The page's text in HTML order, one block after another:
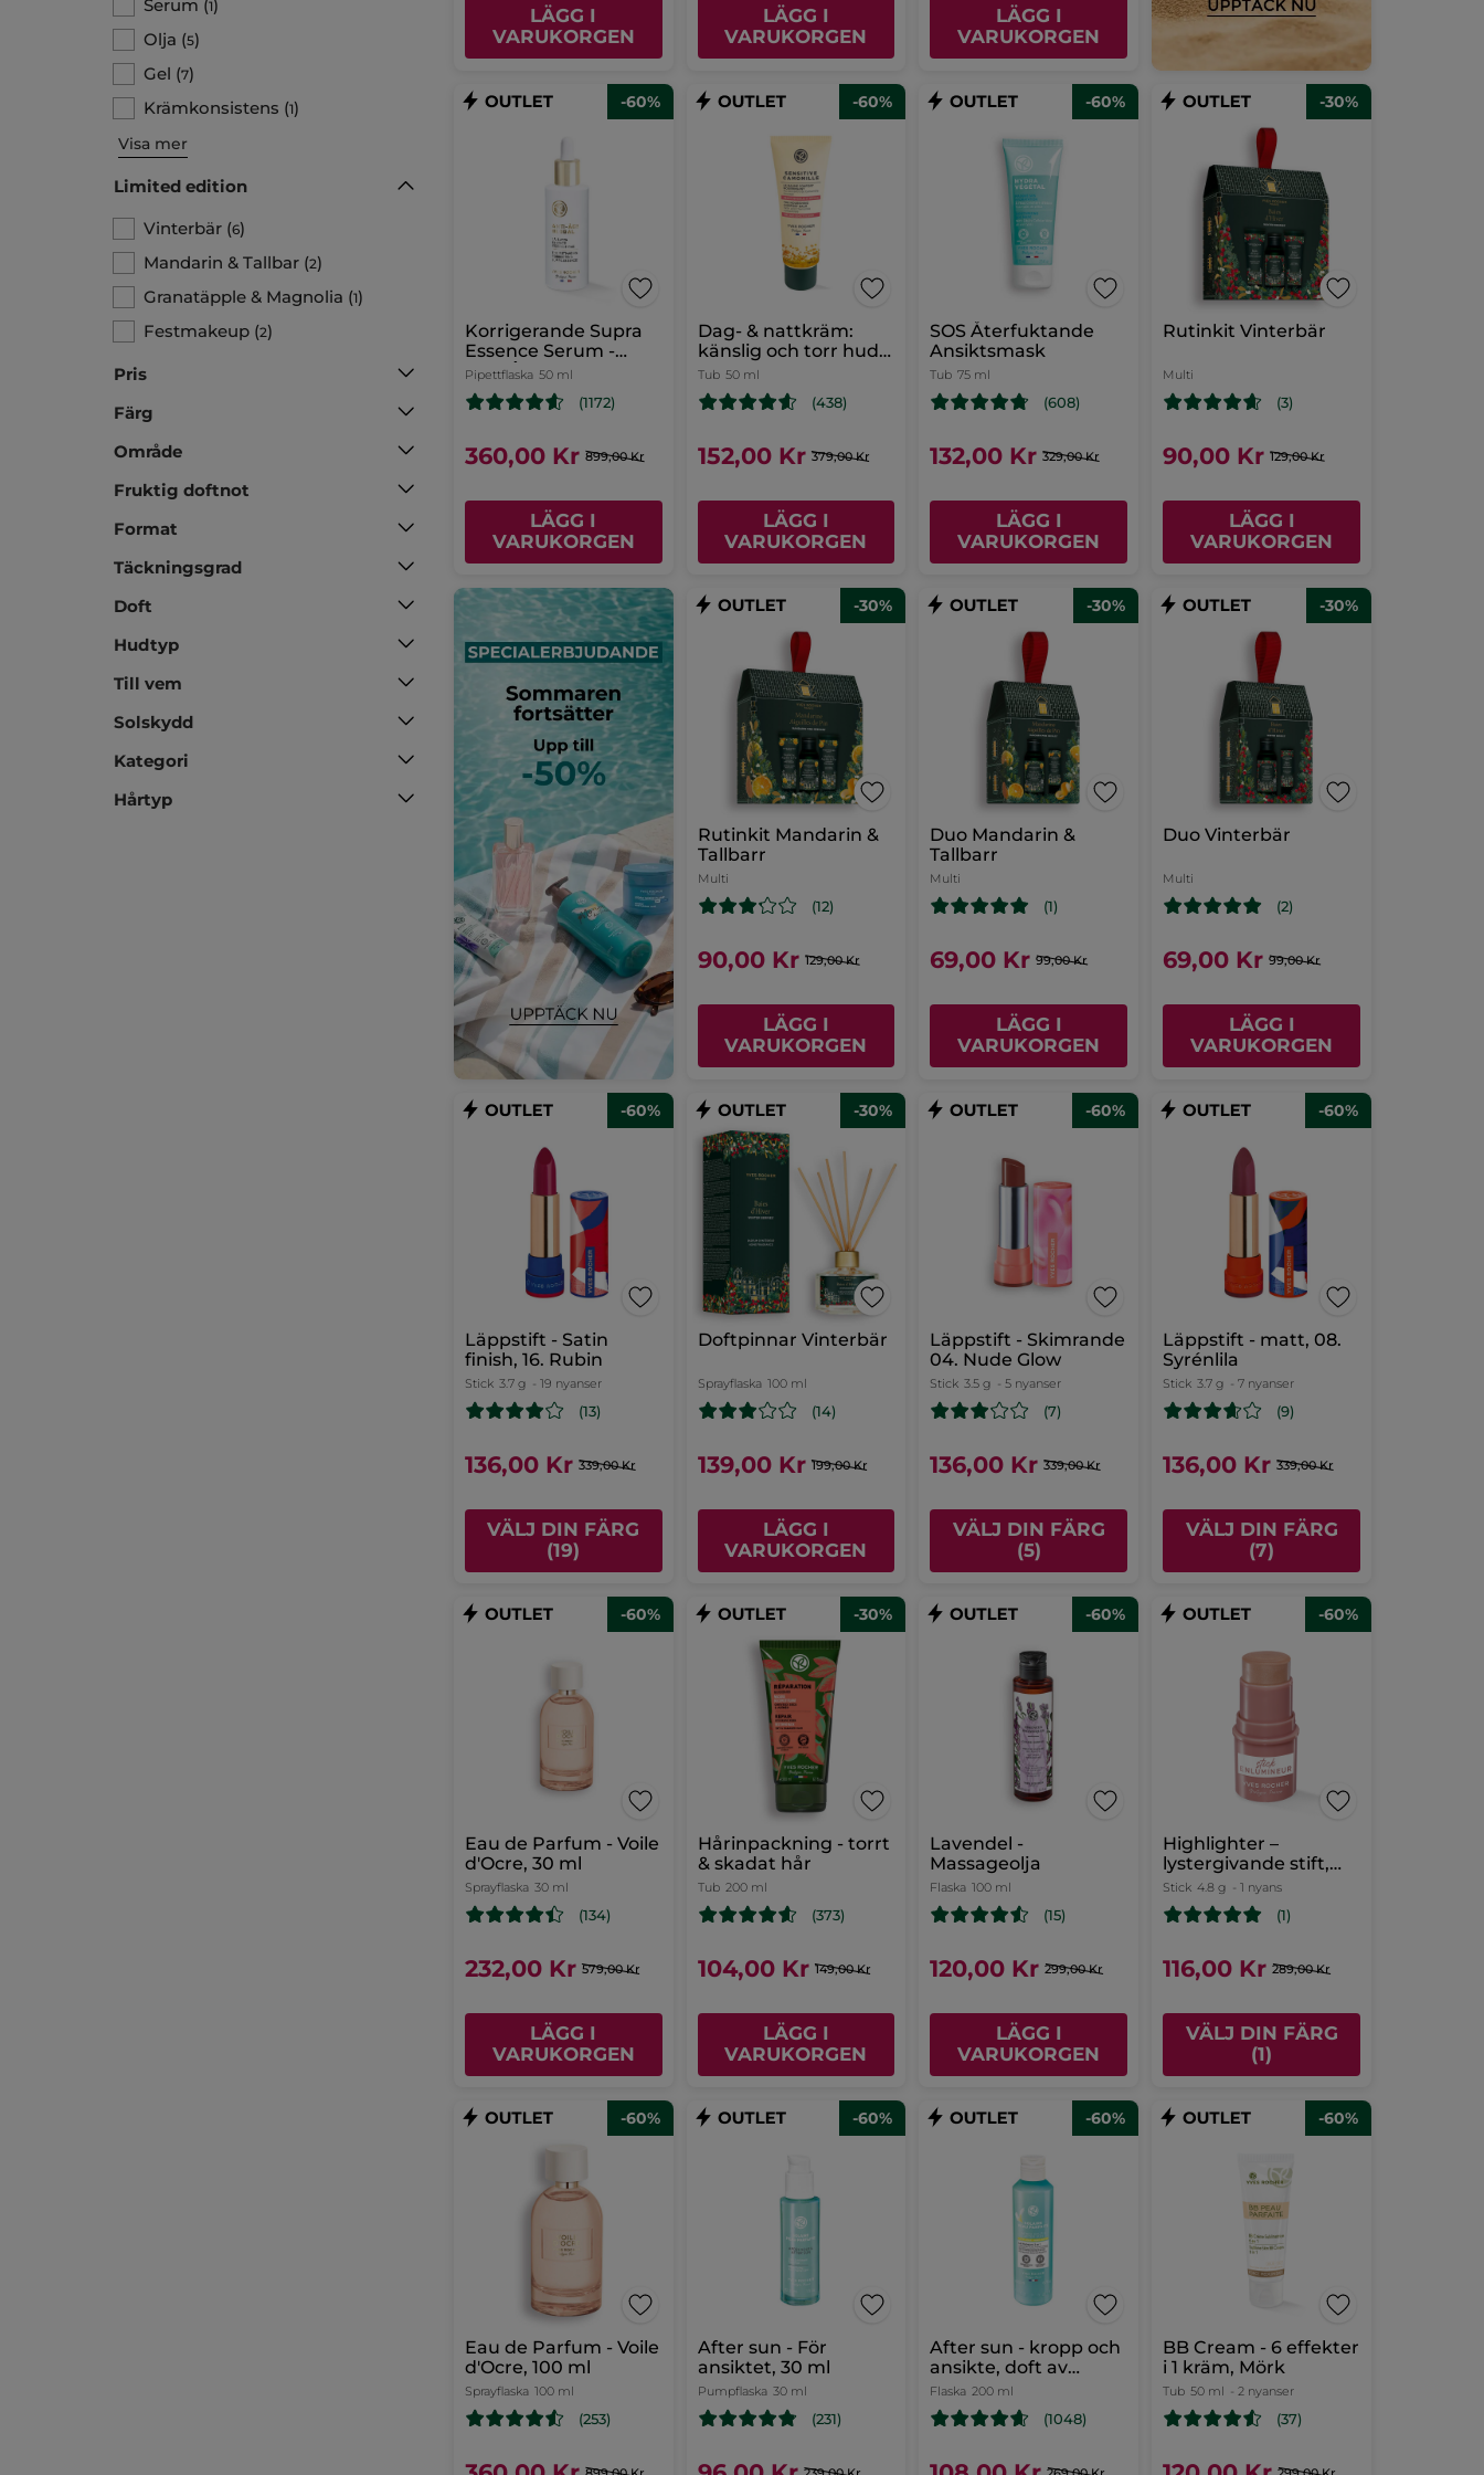
Serum (1)
Olja (5)
Gel (7)
Krämkonsistens (1)
Visa mer
Limited edition
Vinterbär (6)
Mandarin & Tallbar (2)
Granatäpple & Magnolia (1)
Festmakeup (2)
Pris
Färg
Område
Fruktig doftnot
Format
Täckningsgrad
Doft
Hudtyp
Till vem
Solskydd
Kategori
Hårtyp
LÄGG I
VARUKORGEN
LÄGG I
VARUKORGEN
LÄGG I
VARUKORGEN
-60%
Korrigerande Supra
Essence Serum -
Anti-Âge Global
Pipettflaska 50 ml
(1172)
360,00 Kr 899,00 Kr
LÄGG I
VARUKORGEN
-60%
Dag- & nattkräm:
känslig och torr hud -
Sensitive Camomille
Tub 50 ml
(438)
152,00 Kr 379,00 Kr
LÄGG I
VARUKORGEN
-60%
SOS Återfuktande
Ansiktsmask
Tub 75 ml
(608)
132,00 Kr 329,00 Kr
LÄGG I
VARUKORGEN
-30%
Rutinkit Vinterbär
Multi
(3)
90,00 Kr 129,00 Kr
LÄGG I
VARUKORGEN
-30%
Rutinkit Mandarin &
Tallbarr
Multi
(12)
90,00 Kr 129,00 Kr
LÄGG I
VARUKORGEN
-30%
Duo Mandarin &
Tallbarr
Multi
(1)
69,00 Kr 99,00 Kr
LÄGG I
VARUKORGEN
-30%
Duo Vinterbär
Multi
(2)
69,00 Kr 99,00 Kr
LÄGG I
VARUKORGEN
-60%
Läppstift - Satin
finish, 16. Rubin
Stick 3.7 g - 19 nyanser
(13)
136,00 Kr 339,00 Kr
VÄLJ DIN FÄRG
(19)
-30%
Doftpinnar Vinterbär
Sprayflaska 100 ml
(14)
139,00 Kr 199,00 Kr
LÄGG I
VARUKORGEN
-60%
Läppstift - Skimrande
04. Nude Glow
Stick 3.5 g - 5 nyanser
(7)
136,00 Kr 339,00 Kr
VÄLJ DIN FÄRG
(5)
-60%
Läppstift - matt, 08.
Syrénlila
Stick 3.7 g - 7 nyanser
(9)
136,00 Kr 339,00 Kr
VÄLJ DIN FÄRG
(7)
-60%
Eau de Parfum - Voile
d'Ocre, 30 ml
Sprayflaska 30 ml
(134)
232,00 Kr 579,00 Kr
LÄGG I
VARUKORGEN
-30%
Hårinpackning - torrt
& skadat hår
Tub 200 ml
(373)
104,00 Kr 149,00 Kr
LÄGG I
VARUKORGEN
-60%
Lavendel -
Massageolja
Flaska 100 ml
(15)
120,00 Kr 299,00 Kr
LÄGG I
VARUKORGEN
-60%
Highlighter –
lystergivande stift,
rosa
Stick 4.8 g - 1 nyans
(1)
116,00 Kr 289,00 Kr
VÄLJ DIN FÄRG
(1)
-60%
Eau de Parfum - Voile
d'Ocre, 100 ml
Sprayflaska 100 ml
(253)
-60%
After sun - För
ansiktet, 30 ml
Pumpflaska 30 ml
(231)
-60%
After sun - kropp och
ansikte, doft av
monoi, 200 ml
Flaska 200 ml
(1048)
-60%
BB Cream - 6 effekter
i 1 kräm, Mörk
Tub 50 ml - 2 nyanser
(37)